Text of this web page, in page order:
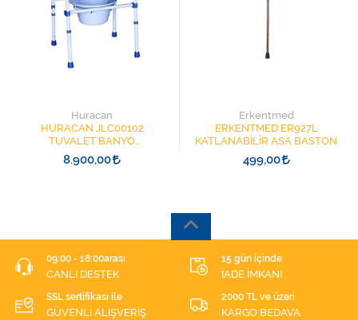
Huracan
HURACAN JLC00102
TUVALET BANYO
SANDALYESİ MAVİ RENK
KOMOT COMMODE ORTA BOY
8.900,00
Erkentmed
ERKENTMED ER927L
KATLANABİLİR ASA BASTON
499,00
09:00 - 18:00arası
CANLI DESTEK
15 gün içinde
İADE İMKANI
SSL sertifikası ile
GÜVENLİ ALIŞVERİŞ
2000 TL ve üzeri
KARGO BEDAVA